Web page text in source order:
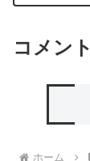
コメント
ホーム